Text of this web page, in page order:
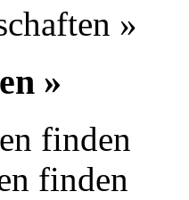
»
»
finden
finden